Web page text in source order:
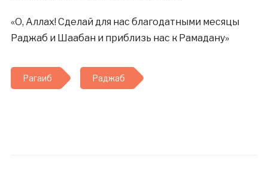
«О, Аллах! Сделай для нас благодатными месяцы
Раджаб и Шаабан и приблизь нас к Рамадану»
Рагаиб Раджаб